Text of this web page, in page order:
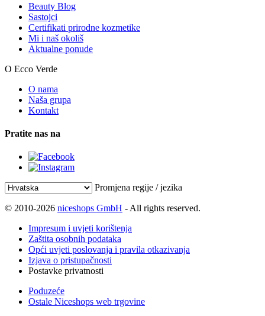
Beauty Blog
Sastojci
Certifikati prirodne kozmetike
Mi i naš okoliš
Aktualne ponude
O Ecco Verde
O nama
Naša grupa
Kontakt
Pratite nas na
Promjena regije / jezika
© 2010-2026 niceshops GmbH - All rights reserved.
Impresum i uvjeti korištenja
Zaštita osobnih podataka
Opći uvjeti poslovanja i pravila otkazivanja
Izjava o pristupačnosti
Postavke privatnosti
Poduzeće
Ostale Niceshops web trgovine